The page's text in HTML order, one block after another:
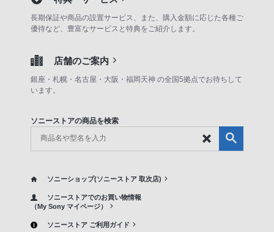
長期保証や商品の設置サービス、また、購入金額に応じた各種ご
優待など、豊富なサービスと特典をご紹介します。
店舗のご案内
銀座・札幌・名古屋・大阪・福岡天神 の全国5拠点でお待ちして
います。
ソニーストアの商品を検索
ソニーショップ(ソニーストア 取次店)
ソニーストアでのお買い物情報
（My Sony マイページ）
ソニーストア ご利用ガイド